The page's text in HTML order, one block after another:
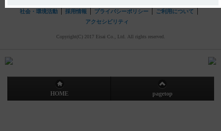
社会・環境活動
採用情報 プライバシーポリシー
ご利用について
アクセシビリティ
Copyright(C) 2017 Eisai Co., Ltd. All rights reserved.
HOME pagetop